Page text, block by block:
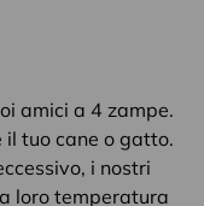
amici a 4 zampe.
tuo cane o gatto.
i nostri
loro temperatura